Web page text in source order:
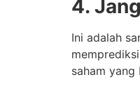
4.
Ini adalah
saham